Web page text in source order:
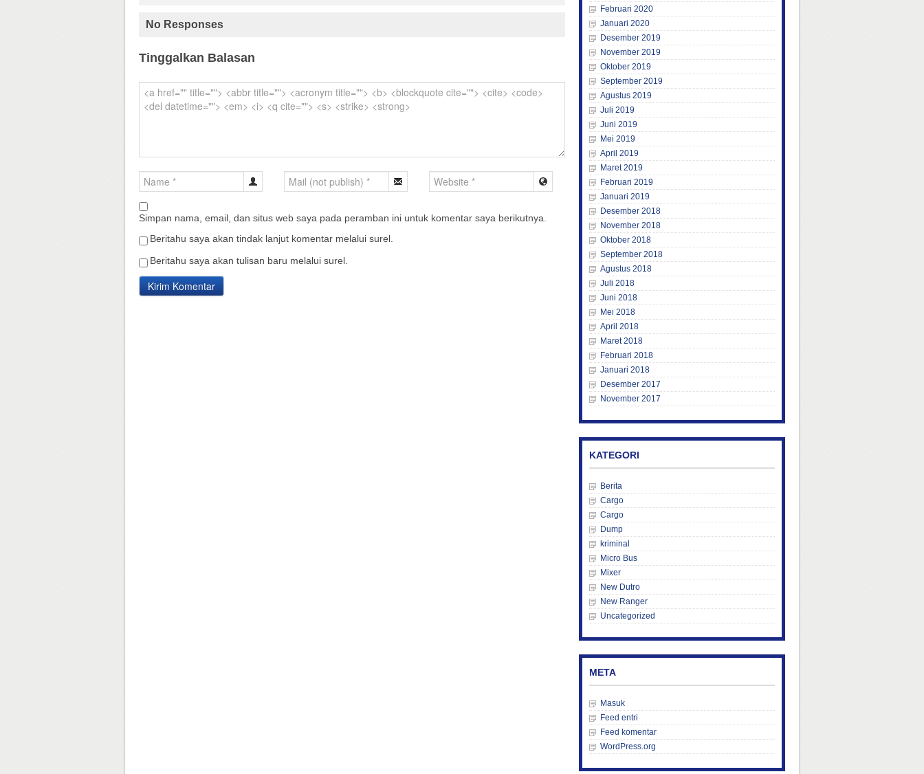
No Responses
Tinggalkan Balasan
Simpan nama, email, dan situs web saya pada peramban ini untuk komentar saya berikutnya.
Beritahu saya akan tindak lanjut komentar melalui surel.
Beritahu saya akan tulisan baru melalui surel.
Februari 2020
Januari 2020
Desember 2019
November 2019
Oktober 2019
September 2019
Agustus 2019
Juli 2019
Juni 2019
Mei 2019
April 2019
Maret 2019
Februari 2019
Januari 2019
Desember 2018
November 2018
Oktober 2018
September 2018
Agustus 2018
Juli 2018
Juni 2018
Mei 2018
April 2018
Maret 2018
Februari 2018
Januari 2018
Desember 2017
November 2017
KATEGORI
Berita
Cargo
Cargo
Dump
kriminal
Micro Bus
Mixer
New Dutro
New Ranger
Uncategorized
META
Masuk
Feed entri
Feed komentar
WordPress.org